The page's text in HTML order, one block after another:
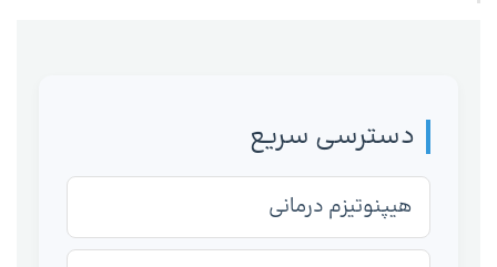
دسترسی سریع
هیپنوتیزم درمانی